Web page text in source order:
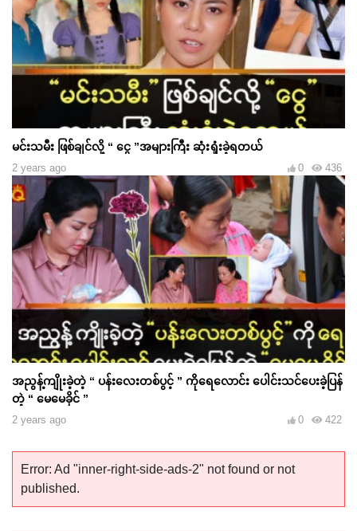
မင်းသမီး ဖြစ်ချင်လို့ “ ငွေ ”အများကြီး ဆုံးရှုံးခဲ့ရတယ်
2 years ago 436
0
အညွန့်ကျိုးခဲ့တဲ့ “ ပန်းလေးတစ်ပွင့် ” ကိုရေလောင်း ပေါင်းသင်ပေးခဲ့ပြန်
တဲ့ “ မေမေခိုင် ”
2 years ago 422
0
Error: Ad "inner-right-side-ads-2" not found or not
published.